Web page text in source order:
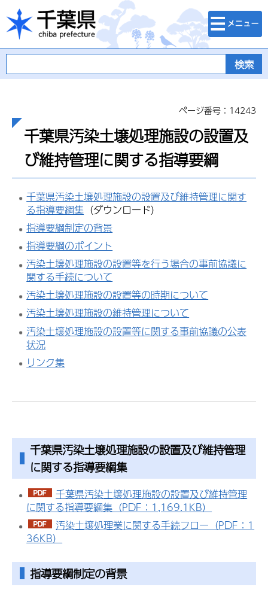
千葉県
検索・メニュ
ー
ページ番号：14243
千葉県汚染土壌処理施設の設置及
び維持管理に関する指導要綱
千葉県汚染土壌処理施設の設置及び維持管理に関す
る指導要綱集 （ダウンロード）
指導要綱制定の背景
指導要綱のポイント
汚染土壌処理施設の設置等を行う場合の事前協議に
関する手続について
汚染土壌処理施設の設置等の時期について
汚染土壌処理施設の維持管理について
汚染土壌処理施設の設置等に関する事前協議の公表
状況
リンク集
千葉県汚染土壌処理施設の設置及び維持管理
に関する指導要綱集
千葉県汚染土壌処理施設の設置及び維持管理
に関する指導要綱集（PDF：1,169.1KB）
汚染土壌処理業に関する手続フロー（PDF：1
36KB）
指導要綱制定の背景